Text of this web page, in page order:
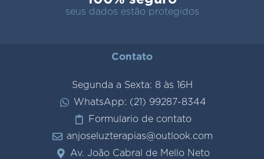
seus dados estão protegidos
Contato
Segunda a Sexta: 8 às 16H
WhatsApp: (21) 99287-8344
Formulario de contato
anjoseluzterapias@outlook.com
Av. João Cabral de Mello Neto